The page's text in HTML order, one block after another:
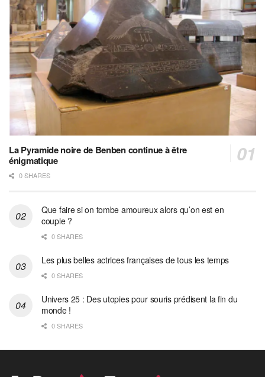
La Pyramide noire de Benben continue à être
énigmatique
0 SHARES
Que faire si on tombe amoureux alors qu’on est en
couple ?
0 SHARES
Les plus belles actrices françaises de tous les temps
0 SHARES
Univers 25 : Des utopies pour souris prédisent la fin du
monde !
0 SHARES